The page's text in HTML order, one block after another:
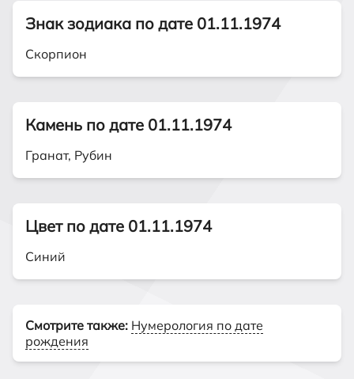
Знак зодиака по дате 01.11.1974
Скорпион
Камень по дате 01.11.1974
Гранат, Рубин
Цвет по дате 01.11.1974
Синий
Смотрите также: Нумерология по дате
рождения